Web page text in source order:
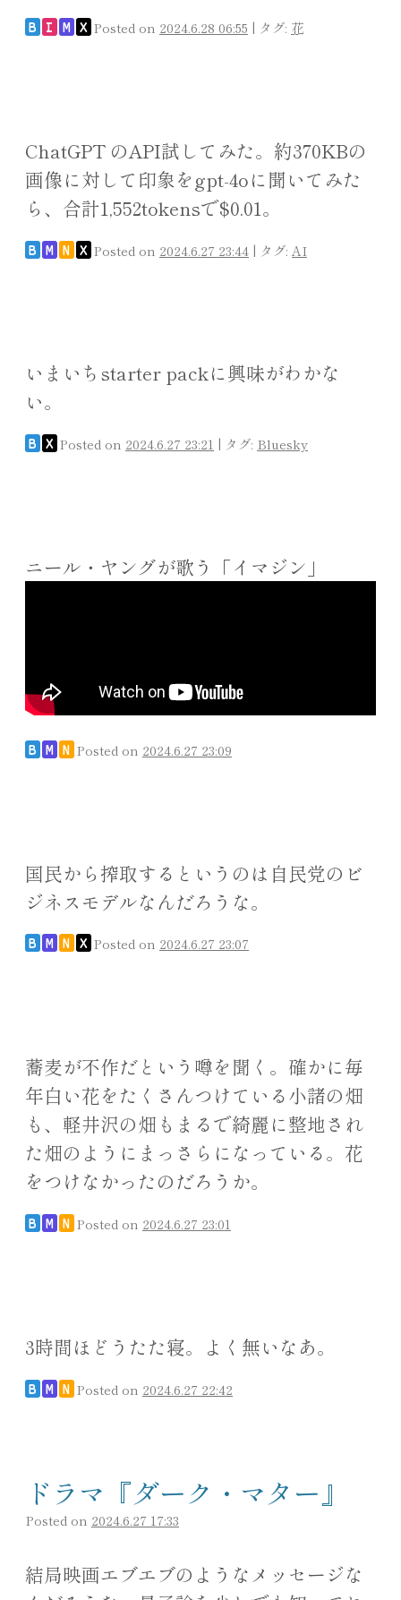
B I M X Posted on 2024.6.28 06:55 | タグ: 花
ChatGPT のAPI試してみた。約370KBの
画像に対して印象をgpt-4oに聞いてみた
ら、合計1,552tokensで$0.01。
B M N X Posted on 2024.6.27 23:44 | タグ: AI
いまいちstarter packに興味がわかな
い。
B X Posted on 2024.6.27 23:21 | タグ: Bluesky
ニール・ヤングが歌う「イマジン」
B M N Posted on 2024.6.27 23:09
国民から搾取するというのは自民党のビ
ジネスモデルなんだろうな。
B M N X Posted on 2024.6.27 23:07
蕎麦が不作だという噂を聞く。確かに毎
年白い花をたくさんつけている小諸の畑
も、軽井沢の畑もまるで綺麗に整地され
た畑のようにまっさらになっている。花
をつけなかったのだろうか。
B M N Posted on 2024.6.27 23:01
3時間ほどうたた寝。よく無いなあ。
B M N Posted on 2024.6.27 22:42
ドラマ『ダーク・マター』
Posted on 2024.6.27 17:33
結局映画エブエブのようなメッセージな